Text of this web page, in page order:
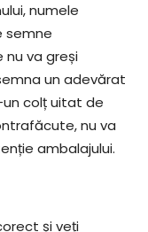
numele
semne
nu va greși
un adevărat
colț uitat de
nu va
ambalajului.
și veți